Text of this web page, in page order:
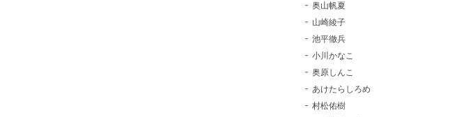
奥山帆夏
山崎綾子
池平徹兵
小川かなこ
奥原しんこ
あけたらしろめ
村松佑樹